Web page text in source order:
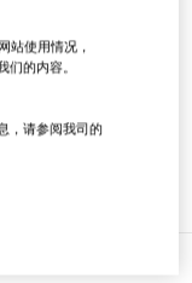
站使用情况，
的内容。
，请参阅我司的